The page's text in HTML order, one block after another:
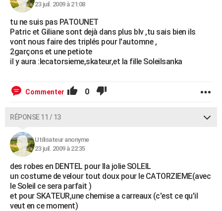
23 juil. 2009 à 21:08
tu ne suis pas PATOUNET
Patric et Giliane sont dejà dans plus blv ,tu sais bien ils
vont nous faire des triplés pour l'automne ,
2garçons et une petiote
il y aura :lecatorsieme,skateur,et la fille Soleilsanka
Commenter 0
RÉPONSE 11 / 13
Utilisateur anonyme
23 juil. 2009 à 22:35
des robes en DENTEL pour lla jolie SOLEIL
un costume de velour tout doux pour le CATORZIEME(avec
le Soleil ce sera parfait )
et pour SKATEUR,une chemise a carreaux (c'est ce qu'il
veut en ce moment)